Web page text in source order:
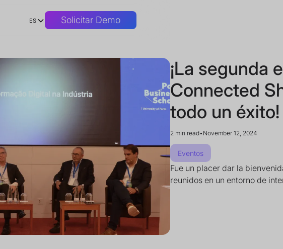
ES Solicitar Demo
¡La segunda
Connected
todo un éxito!
2 min read• November 12, 2024
Eventos
Fue un placer dar la
reunidos en un entorno de